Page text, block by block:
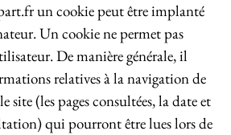
un cookie peut être implanté
Un cookie ne permet pas
De manière générale, il
relatives à la navigation de
site (les pages consultées, la date et
qui pourront être lues lors de